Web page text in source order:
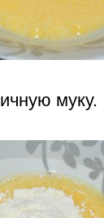
муку.